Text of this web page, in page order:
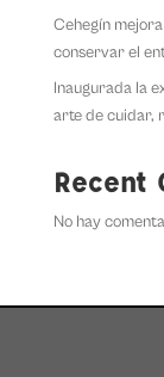
Cehegín
conservar el
Inaugurada la
arte de cuidar,
Recent
No hay